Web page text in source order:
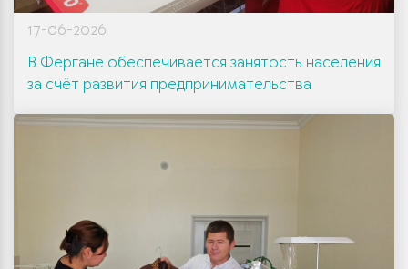
17-06-2026
В Фергане обеспечивается занятость населения
за счёт развития предпринимательства